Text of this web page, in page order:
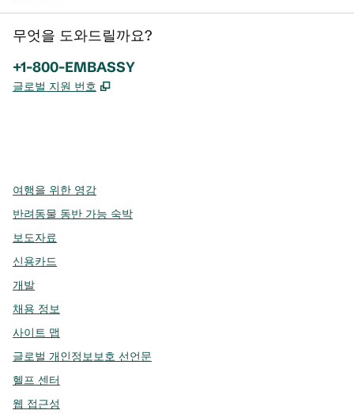
무엇을 도와드릴까요?
전화:
+1-800-EMBASSY
글로벌 지원 번호 ,
여행을 위한 영감
반려동물 동반 가능 숙박
보도자료
신용카드
개발
채용 정보
사이트 맵
글로벌 개인정보보호 선언문
헬프 센터
웹 접근성